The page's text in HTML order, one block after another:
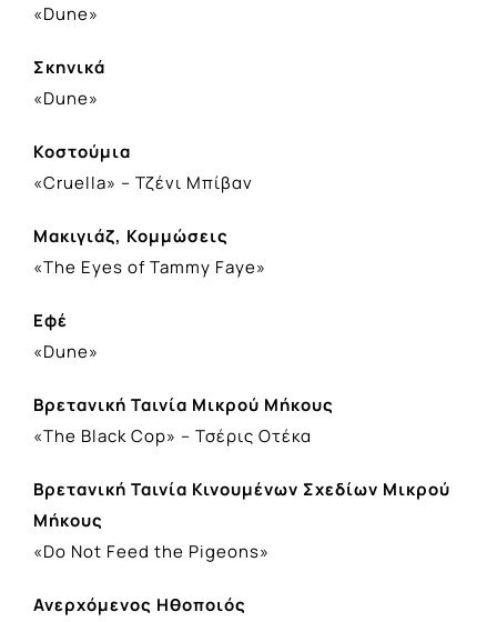
«Dune»
Σκηνικά
«Dune»
Κοστούμια
«Cruella» – Τζένι Μπίβαν
Μακιγιάζ, Κομμώσεις
«The Eyes of Tammy Faye»
Εφέ
«Dune»
Βρετανική Ταινία Μικρού Μήκους
«The Black Cop» – Τσέρις Οτέκα
Βρετανική Ταινία Κινουμένων Σχεδίων Μικρού
Μήκους
«Do Not Feed the Pigeons»
Ανερχόμενος Ηθοποιός